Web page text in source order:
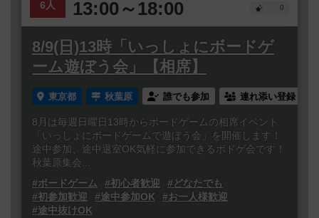
6人 13:00～18:00 0
8/9(日)13時「いっしょにボードゲ
ーム遊ぼう会」【相席】
東京都 秋葉原 誰でも参加 連れ添い登録
8月は毎週日曜日13時からボードゲームの相席イベント
「いっしょにボードゲームで遊ぼう会」を開催します！
途中参加、途中退室OK気軽に参加できるボドゲ会です！
秋葉原集会...
#ボードゲーム
#初心者歓迎
#どなたでも
#初参加歓迎
#途中参加OK
#お一人様歓迎
#途中抜けOK